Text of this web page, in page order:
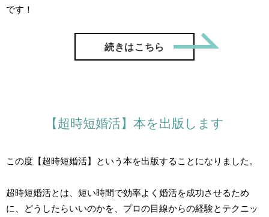
です！
続きはこちら
【超時短婚活】本を出版します
この度【超時短婚活】という本を出版することになりました。
超時短婚活とは、短い時間で効率よく婚活を成功させるため
に、どうしたらいいのかを、プロの目線からの経験とテクニッ